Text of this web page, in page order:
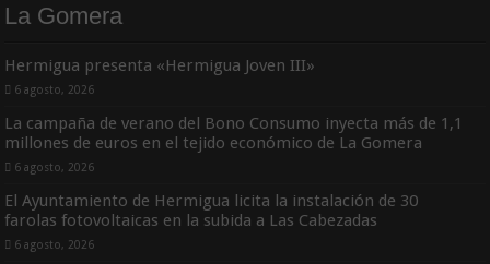
La Gomera
Hermigua presenta «Hermigua Joven III»
6 agosto, 2026
La campaña de verano del Bono Consumo inyecta más de 1,1
millones de euros en el tejido económico de La Gomera
6 agosto, 2026
El Ayuntamiento de Hermigua licita la instalación de 30
farolas fotovoltaicas en la subida a Las Cabezadas
6 agosto, 2026